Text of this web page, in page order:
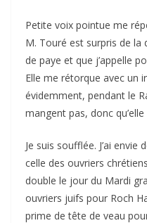
Petite voix pointue me
M. Touré est surpris de la
de paye et que j’appelle
Elle me rétorque avec un
évidemment, pendant le
mangent pas, donc
Je suis soufflée. J’ai
celle des ouvriers
double le jour du Mardi
ouvriers juifs pour Roch
prime de tête de veau